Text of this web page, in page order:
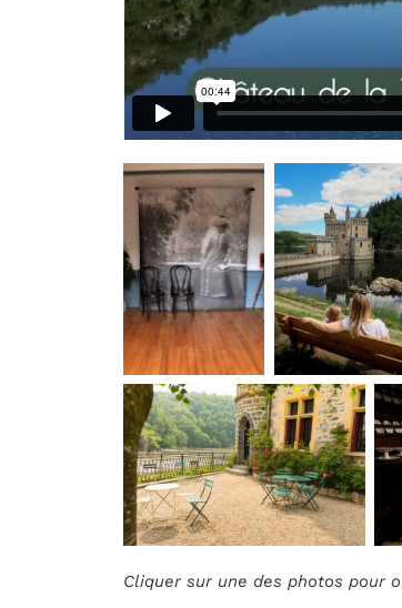
Cliquer sur une des photos pour